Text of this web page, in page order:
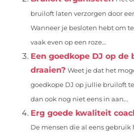
bruiloft laten verzorgen door
Wanneer je besloten hebt om
vaak even op een roze...
Een goedkope DJ op de
draaien? Weet je dat het
goedkope DJ op jullie bruiloft
dan ook nog niet eens in aan...
Erg goede kwaliteit
De mensen die al eens